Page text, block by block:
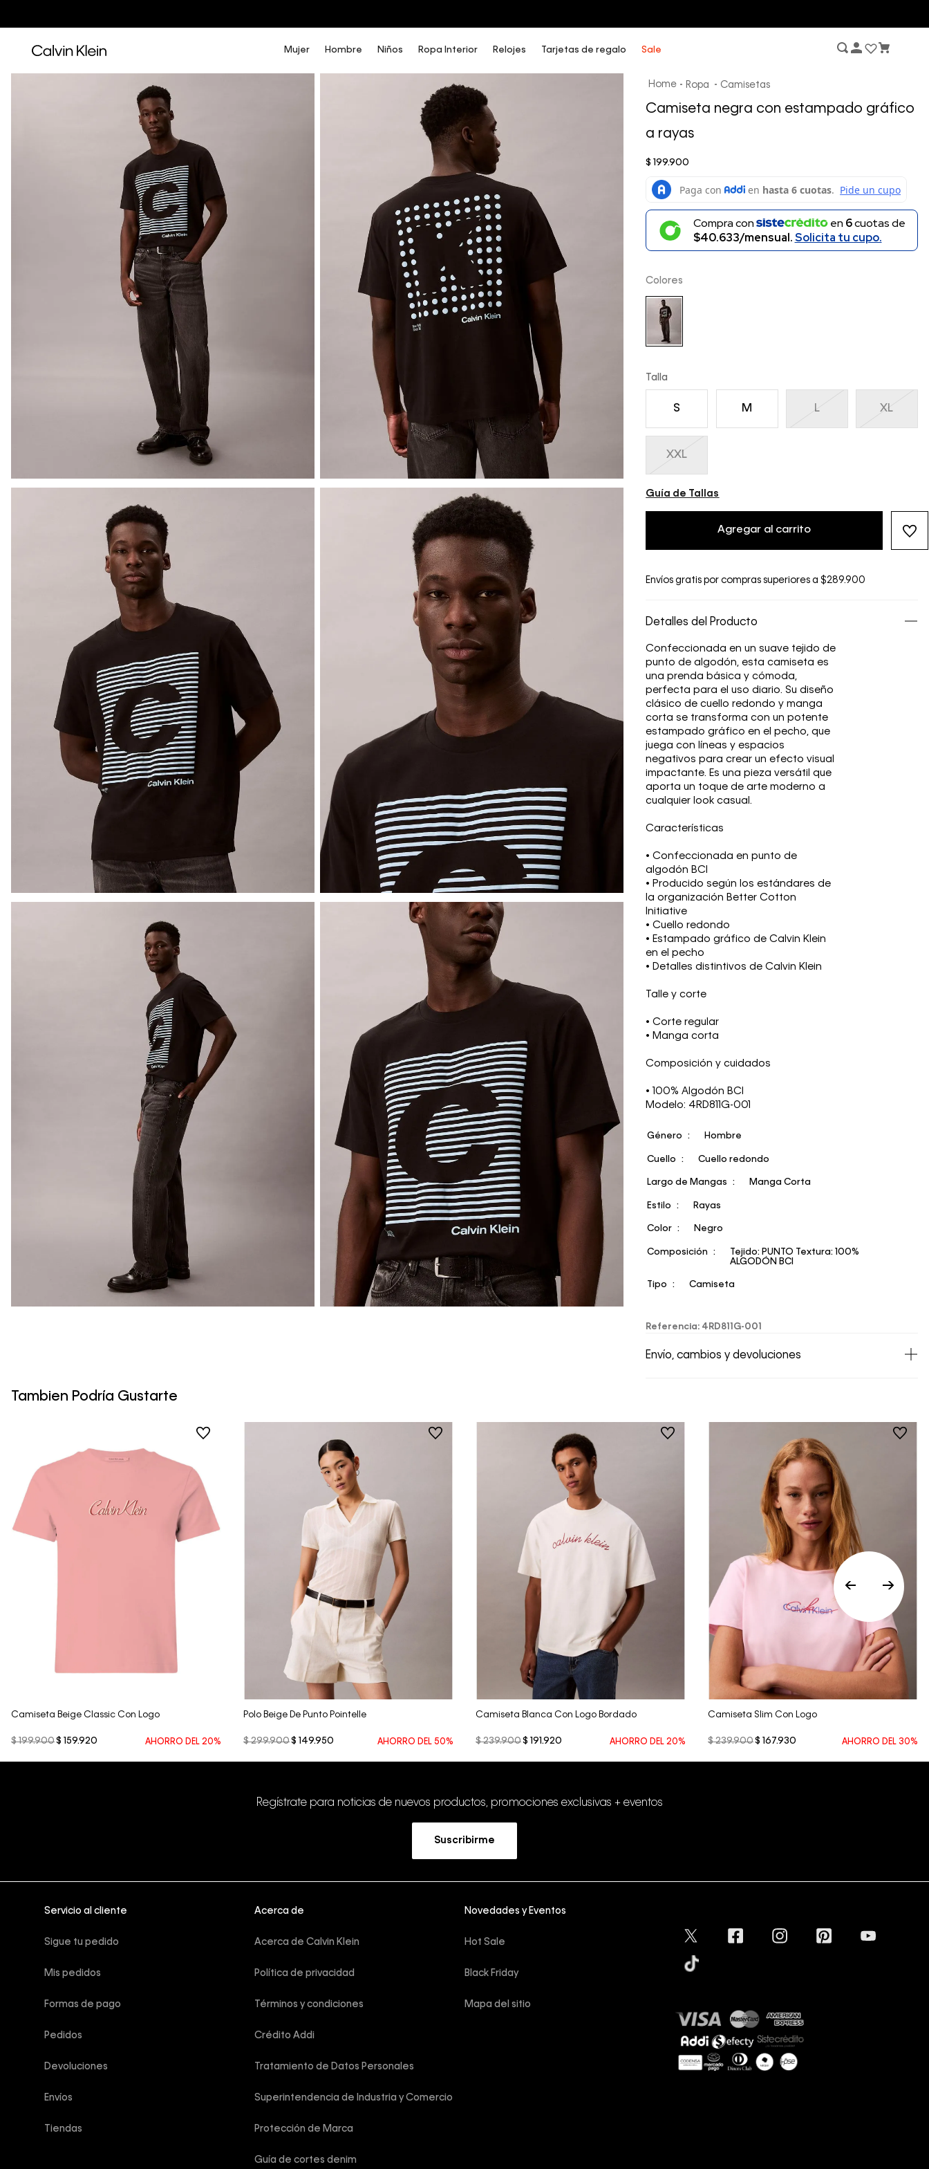
Mujer Hombre Niños Ropa Interior Relojes Tarjetas de regalo Sale
Ropa Camisetas
Camiseta negra con estampado gráfico
a rayas
$ 199.900
Compra con en 6cuotas de
$40.633/mensual.Solicita tu cupo.
Colores
Talla
S M L XL
XXL
Guía de Tallas
Agregar al carrito
Envíos gratis por compras superiores a $289.900
Detalles del Producto
Confeccionada en un suave tejido de
punto de algodón, esta camiseta es
una prenda básica y cómoda,
perfecta para el uso diario. Su diseño
clásico de cuello redondo y manga
corta se transforma con un potente
estampado gráfico en el pecho, que
juega con líneas y espacios
negativos para crear un efecto visual
impactante. Es una pieza versátil que
aporta un toque de arte moderno a
cualquier look casual.
Características
• Confeccionada en punto de
algodón BCI
• Producido según los estándares de
la organización Better Cotton
Initiative
• Cuello redondo
• Estampado gráfico de Calvin Klein
en el pecho
• Detalles distintivos de Calvin Klein
Talle y corte
• Corte regular
• Manga corta
Composición y cuidados
• 100% Algodón BCI
Modelo: 4RD811G-001
Género Hombre
Cuello Cuello redondo
Largo de Mangas Manga Corta
Estilo Rayas
Color Negro
Composición
Tejido: PUNTO Textura: 100%
ALGODÓN BCI
Tipo Camiseta
Referencia: 4RD811G-001
Envío, cambios y devoluciones
devolver y cambiar en un período de 30 días
calendario tras la recepción.
• Por higiene y para garantizar el bienestar de
nuestros clientes, no aceptamos
devoluciones en ropa interior y trajes de
Tambien Podría Gustarte
Vista Rápida
Camiseta Beige Classic Con Logo
$ 199.900$ 159.920 AHORRO DEL 20%
Vista Rápida
Polo Beige De Punto Pointelle
$ 299.900$ 149.950 AHORRO DEL 50%
Vista Rápida
Camiseta Blanca Con Logo Bordado
$ 239.900$ 191 .920 AHORRO DEL 20%
Vista Rápida
Camiseta Slim Con Logo
$ 239.900$ 167.930 AHORRO DEL 30%
Regístrate para noticias de nuevos productos, promociones exclusivas + eventos
Suscribirme
Servicio al cliente
Sigue tu pedido
Mis pedidos
Formas de pago
Pedidos
Devoluciones
Envíos
Tiendas
Acerca de
Acerca de Calvin Klein
Política de privacidad
Términos y condiciones
Crédito Addi
Tratamiento de Datos Personales
Superintendencia de Industria y Comercio
Protección de Marca
Guía de cortes denim
Novedades y Eventos
Hot Sale
Black Friday
Mapa del sitio